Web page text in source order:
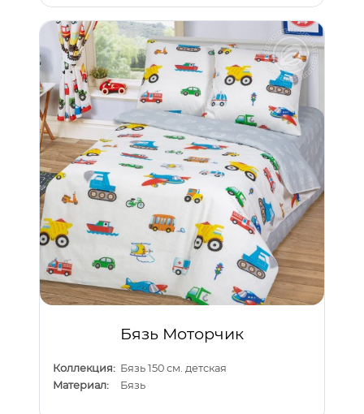
Бязь Моторчик
Коллекция: Бязь 150 см. детская
Материал:
Бязь